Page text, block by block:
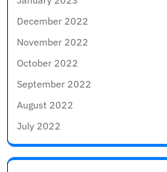
December 2022
November 2022
October 2022
September 2022
August 2022
July 2022